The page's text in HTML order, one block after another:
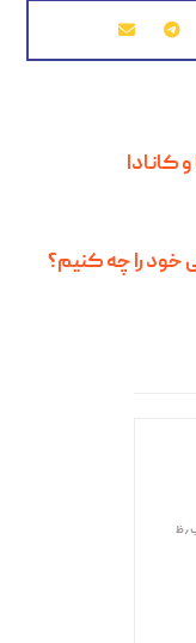
کانادا
خود را چه کنیم؟